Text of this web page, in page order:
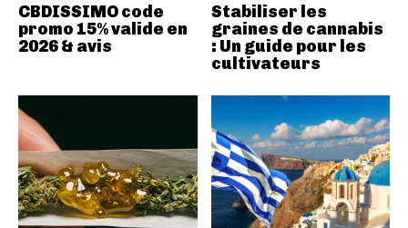
CBDISSIMO code
promo 15% valide en
2026 & avis
Stabiliser les
graines de cannabis
: Un guide pour les
cultivateurs